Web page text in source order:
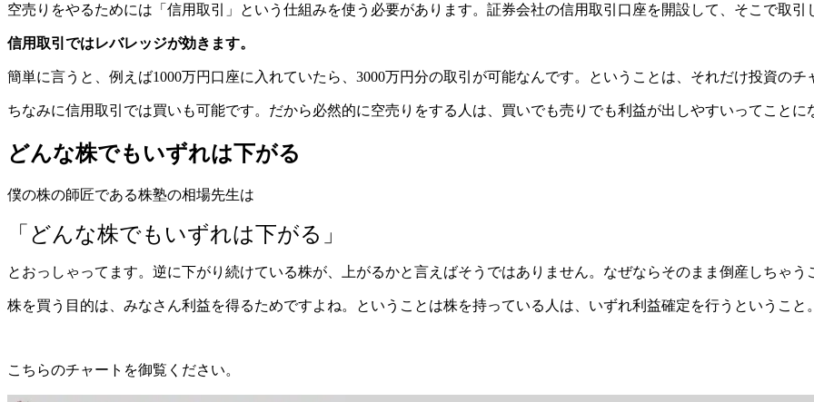
空売りをやるためには「信用取引」という仕組みを使う必要があります。証券会社の信用取引口座を開設して、そこで取引
信用取引ではレバレッジが効きます。
簡単に言うと、例えば1000万円口座に入れていたら、3000万円分の取引が可能なんです。ということは、それだけ投資の
ちなみに信用取引では買いも可能です。だから必然的に空売りをする人は、買いでも売りでも利益が出しやすいってことに
どんな株でもいずれは下がる
僕の株の師匠である株塾の相場先生は
「どんな株でもいずれは下がる」
とおっしゃってます。逆に下がり続けている株が、上がるかと言えばそうではありません。なぜならそのまま倒産しちゃう
株を買う目的は、みなさん利益を得るためですよね。ということは株を持っている人は、いずれ利益確定を行うというこ
こちらのチャートを御覧ください。